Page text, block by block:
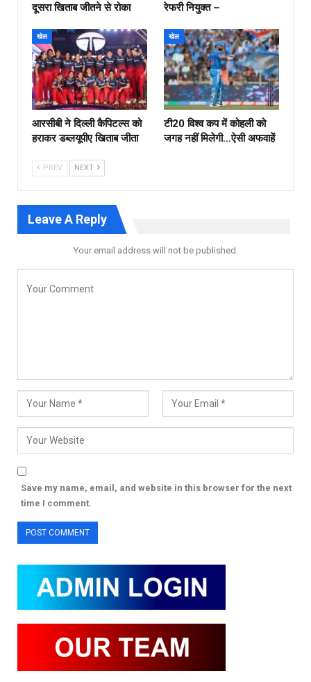
दूसरा खिताब जीतने से रोका
रेफरी नियुक्त –
खेल
आरसीबी ने दिल्ली कैपिटल्स को
हराकर डब्लयूपीए खिताब जीता
खेल
टी20 विश्व कप में कोहली को
जगह नहीं मिलेगी…ऐसी अफवाहें
PREV NEXT
Leave A Reply
Your email address will not be published.
Save my name, email, and website in this browser for the next
time I comment.